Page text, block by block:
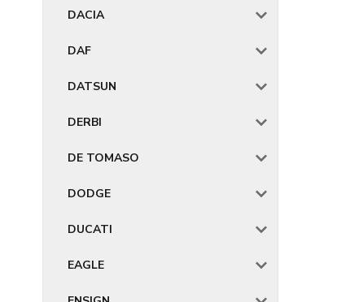
DACIA
DAF
DATSUN
DERBI
DE TOMASO
DODGE
DUCATI
EAGLE